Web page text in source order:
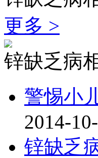
更多 >
锌缺乏病
警惕小
2014-
锌缺乏